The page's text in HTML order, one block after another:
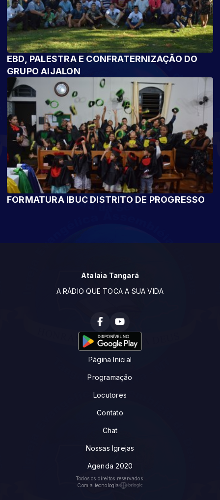
EBD, PALESTRA E CONFRATERNIZAÇÃO DO
GRUPO AIJALON
FORMATURA IBUC DISTRITO DE PROGRESSO
Atalaia Tangará
A RÁDIO QUE TOCA A SUA VIDA
Página Inicial
Programação
Locutores
Contato
Chat
Nossas Igrejas
Agenda 2020
Todos os direitos reservados.
Com a tecnologia